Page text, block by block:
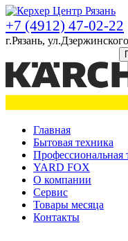
+7 (4912) 47-02-22
г.Рязань,
Главная
Бытовая техника
Профессиональная
YARD FOX
О компании
Сервис
Товары месяца
Контакты